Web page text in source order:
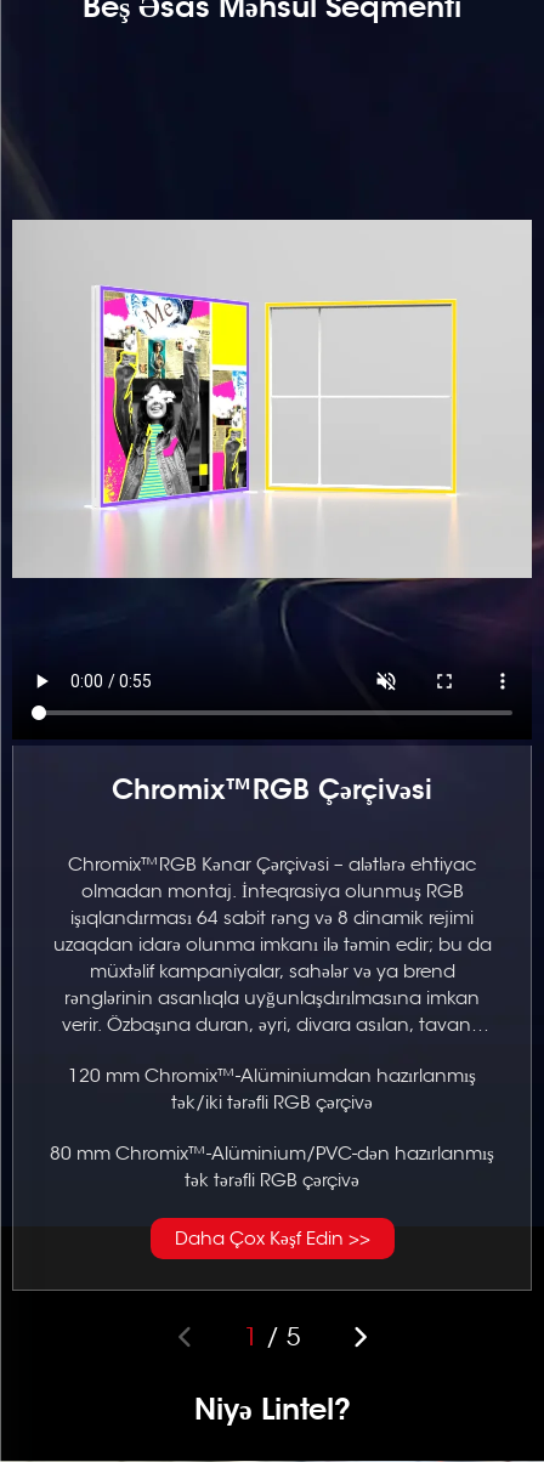
Chromix™RGB Çərçivəsi
Chromix™RGB Kənar Çərçivəsi – alətlərə ehtiyac
olmadan montaj. İnteqrasiya olunmuş RGB
işıqlandırması 64 sabit rəng və 8 dinamik rejimi
uzaqdan idarə olunma imkanı ilə təmin edir; bu da
müxtəlif kampaniyalar, sahələr və ya brend
rənglərinin asanlıqla uyğunlaşdırılmasına imkan
verir. Özbaşına duran, əyri, divara asılan, tavana
mağaza ekranları üçün həllər.
120 mm Chromix™-Alüminiumdan hazırlanmış
tək/iki tərəfli RGB çərçivə
80 mm Chromix™-Alüminium/PVC-dən hazırlanmış
tək tərəfli RGB çərçivə
Daha Çox Kəşf Edin >>
1 / 5
Niyə Lintel?